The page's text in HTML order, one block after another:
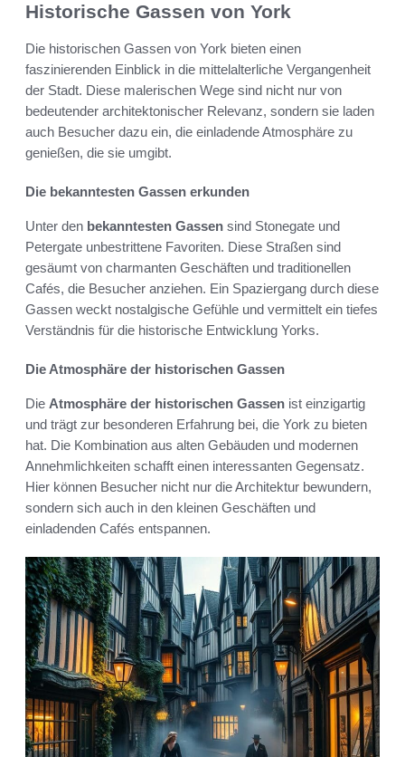
Historische Gassen von York
Die historischen Gassen von York bieten einen
faszinierenden Einblick in die mittelalterliche Vergangenheit
der Stadt. Diese malerischen Wege sind nicht nur von
bedeutender architektonischer Relevanz, sondern sie laden
auch Besucher dazu ein, die einladende Atmosphäre zu
genießen, die sie umgibt.
Die bekanntesten Gassen erkunden
Unter den bekanntesten Gassen sind Stonegate und
Petergate unbestrittene Favoriten. Diese Straßen sind
gesäumt von charmanten Geschäften und traditionellen
Cafés, die Besucher anziehen. Ein Spaziergang durch diese
Gassen weckt nostalgische Gefühle und vermittelt ein tiefes
Verständnis für die historische Entwicklung Yorks.
Die Atmosphäre der historischen Gassen
Die Atmosphäre der historischen Gassen ist einzigartig
und trägt zur besonderen Erfahrung bei, die York zu bieten
hat. Die Kombination aus alten Gebäuden und modernen
Annehmlichkeiten schafft einen interessanten Gegensatz.
Hier können Besucher nicht nur die Architektur bewundern,
sondern sich auch in den kleinen Geschäften und
einladenden Cafés entspannen.